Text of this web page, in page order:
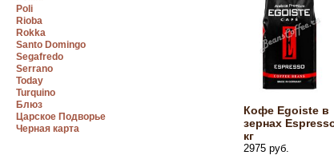
Poli
Rioba
Rokka
Santo Domingo
Segafredo
Serrano
Today
Turquino
Блюз
Царское Подворье
Черная карта
Кофе Egoiste в
зернах
кг
2975 руб.